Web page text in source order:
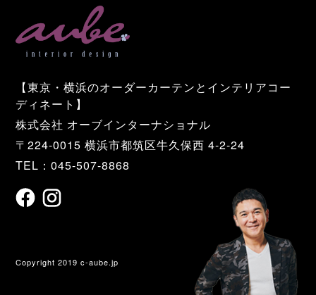
【東京・横浜のオーダーカーテンとインテリアコー
ディネート】
株式会社 オーブインターナショナル
〒224-0015 横浜市都筑区牛久保西 4-2-24
TEL：045-507-8868
Copyright 2019 c-aube.jp